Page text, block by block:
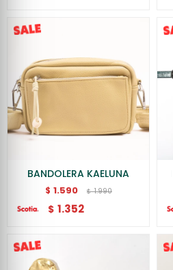
BANDOLERA KAELUNA
$ 1.590 $ 1.990
$ 1.352